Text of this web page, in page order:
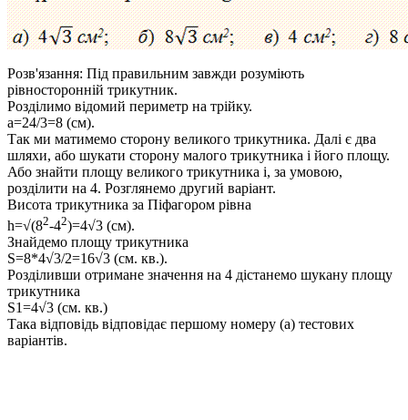
Розв'язання: Під правильним завжди розуміють
рівносторонній трикутник.
Розділимо відомий периметр на трійку.
a=24/3=8 (см).
Так ми матимемо сторону великого трикутника. Далі є два
шляхи, або шукати сторону малого трикутника і його площу.
Або знайти площу великого трикутника і, за умовою,
розділити на 4. Розглянемо другий варіант.
Висота трикутника за Піфагором рівна
h=√(82-42)=4√3 (см).
Знайдемо площу трикутника
S=8*4√3/2=16√3 (см. кв.).
Розділивши отримане значення на 4 дістанемо шукану площу
трикутника
S1=4√3 (см. кв.)
Така відповідь відповідає першому номеру (а) тестових
варіантів.